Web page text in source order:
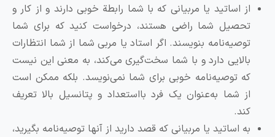
از اساتید یا مربیانی که با شما رابطة خوبی دارند و از کار و
تحصیل شما راضی هستند، درخواست کنید که برای شما
توصیه‌نامه بنویسند. اگر استاد یا مربی شما از شما انتظارات
بالایی دارد و با شما سخت‌گیری می‌کند، به معنی این نیست
که توصیه‌نامه خوبی برای شما نمی‌نویسد. بلکه ممکن است
از شما به‌عنوان یک فرد بااستعداد و پتانسیل بالا تعریف
کند.
به اساتید یا مربیانی که قصد دارید از آنها توصیه‌نامه بگیرید،